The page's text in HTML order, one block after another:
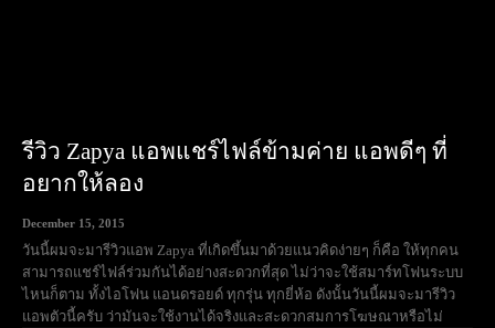
รีวิว Zapya แอพแชร์ไฟล์ข้ามค่าย แอพดีๆ ที่
อยากให้ลอง
December 15, 2015
วันนี้ผมจะมารีวิวแอพ Zapya ที่เกิดขึ้นมาด้วยแนวคิดง่ายๆ ก็คือ ให้ทุกคน
สามารถแชร์ไฟล์ร่วมกันได้อย่างสะดวกที่สุด ไม่ว่าจะใช้สมาร์ทโฟนระบบ
ไหนก็ตาม ทั้งไอโฟน แอนดรอยด์ ทุกรุ่น ทุกยี่ห้อ ดังนั้นวันนี้ผมจะมารีวิว
แอพตัวนี้ครับ ว่ามันจะใช้งานได้จริงและสะดวกสมการโฆษณาหรือไม่